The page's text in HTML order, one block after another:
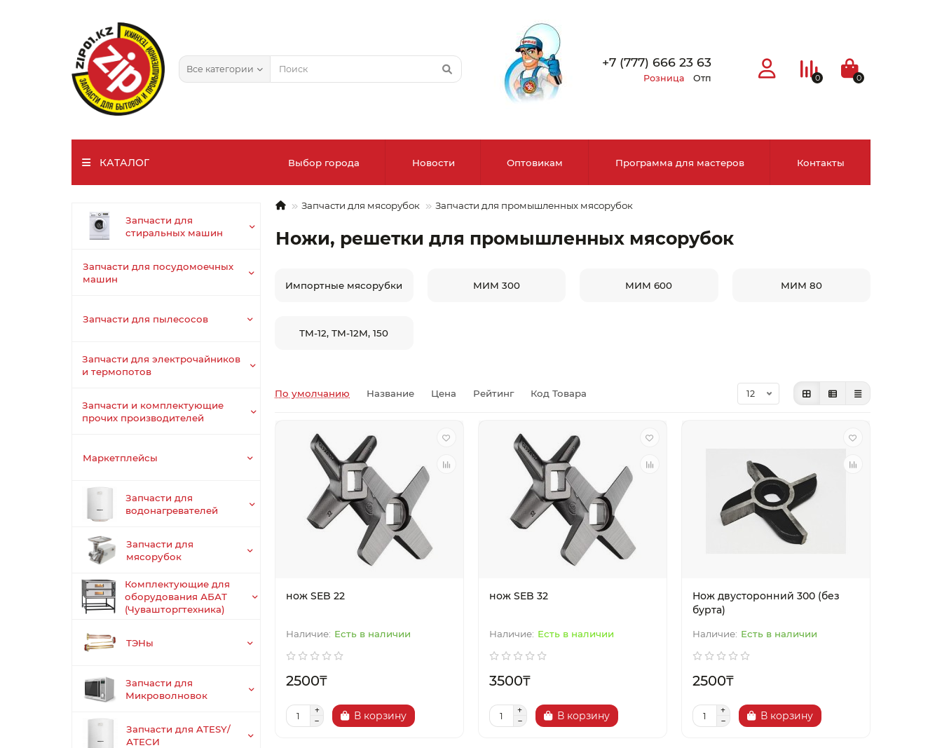
Все категории +7 (777) 666 23 63
Розница Отп 0 0
КАТАЛОГ
Запчасти для
стиральных машин
Запчасти для посудомоечных
машин
Запчасти для пылесосов
Запчасти для электрочайников
и термопотов
Запчасти и комплектующие
прочих производителей
Маркетплейсы
Запчасти для
водонагревателей
Запчасти для
мясорубок
Комплектующие для
оборудования АБАТ
(Чувашторгтехника)
ТЭНы
Запчасти для
Микроволновок
Запчасти для ATESY/
АТЕСИ
Выбор города Новости Оптовикам Программа для мастеров Контакты
Запчасти для мясорубок Запчасти для промышленных мясорубок
Ножи, решетки для промышленных мясорубок
Импортные мясорубки МИМ 300 МИМ 600 МИМ 80
ТМ-12, ТМ-12М, 150
По умолчанию Название Цена Рейтинг Код Товара
нож SEB 22
Есть в наличии
2500₸
В корзину
нож SEB 32
Есть в наличии
3500₸
В корзину
Нож двусторонний 300 (без
бурта)
Есть в наличии
2500₸
В корзину
Уральск